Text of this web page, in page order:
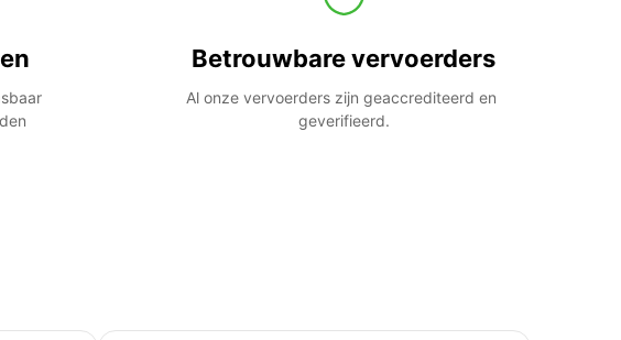
Betrouwbare vervoerders
Al onze vervoerders zijn geaccrediteerd en
geverifieerd.